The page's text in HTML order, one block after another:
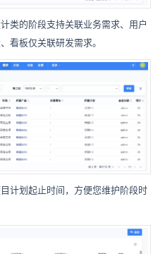
类的阶段支持关联业务需求、用户
看板仅关联研发需求。
计划起止时间，方便您维护阶段时